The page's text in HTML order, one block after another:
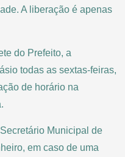
A liberação é apenas
do Prefeito, a
todas as sextas-feiras,
de horário na
Municipal de
em caso de uma